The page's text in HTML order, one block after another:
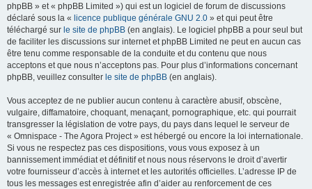
phpBB » et « phpBB Limited ») qui est un logiciel de forum de discussions
déclaré sous la « licence publique générale GNU 2.0 » et qui peut être
téléchargé sur le site de phpBB (en anglais). Le logiciel phpBB a pour seul but
de faciliter les discussions sur internet et phpBB Limited ne peut en aucun cas
être tenu comme responsable de la conduite et du contenu que nous
acceptons et que nous n’acceptons pas. Pour plus d’informations concernant
phpBB, veuillez consulter le site de phpBB (en anglais).
Vous acceptez de ne publier aucun contenu à caractère abusif, obscène,
vulgaire, diffamatoire, choquant, menaçant, pornographique, etc. qui pourrait
transgresser la législation de votre pays, du pays dans lequel le serveur de
« Omnispace - The Agora Project » est hébergé ou encore la loi internationale.
Si vous ne respectez pas ces dispositions, vous vous exposez à un
bannissement immédiat et définitif et nous nous réservons le droit d’avertir
votre fournisseur d’accès à internet et les autorités officielles. L’adresse IP de
tous les messages est enregistrée afin d’aider au renforcement de ces